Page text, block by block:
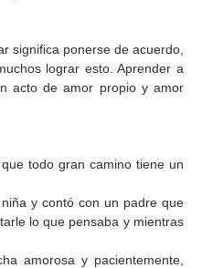
significa ponerse de acuerdo,
lograr esto. Aprender a
acto de amor propio y amor
todo gran camino tiene un
y contó con un padre que
lo que pensaba y mientras
amorosa y pacientemente,